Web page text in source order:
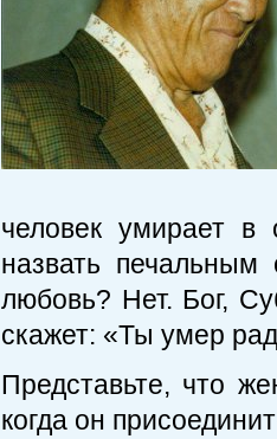
человек умирает в
назвать
любовь? Нет. Бог,
скажет: «Ты умер
Представьте, что
когда он